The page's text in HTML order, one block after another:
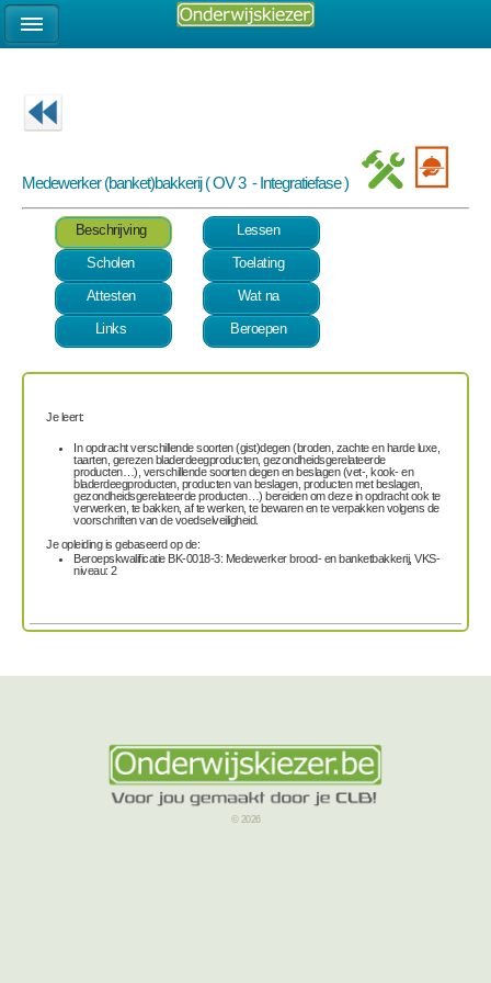
Medewerker (banket)bakkerij ( OV 3 - Integratiefase )
Beschrijving
Lessen
Scholen
Toelating
Attesten
Wat na
Links
Beroepen
Je leert:
In opdracht verschillende soorten (gist)degen (broden, zachte en harde luxe,
taarten, gerezen bladerdeegproducten, gezondheidsgerelateerde
producten…), verschillende soorten degen en beslagen (vet-, kook- en
bladerdeegproducten, producten van beslagen, producten met beslagen,
gezondheidsgerelateerde producten…) bereiden om deze in opdracht ook te
verwerken, te bakken, af te werken, te bewaren en te verpakken volgens de
voorschriften van de voedselveiligheid.
Je opleiding is gebaseerd op de:
Beroepskwalificatie BK-0018-3: Medewerker brood- en banketbakkerij, VKS-
niveau: 2
© 2026